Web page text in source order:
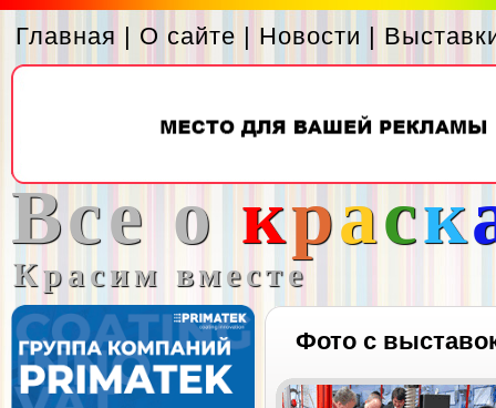
Главная | О сайте | Новости |
Все о краск
Красим вместе
Фото с